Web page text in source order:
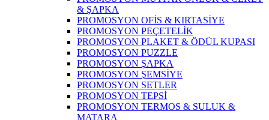
& ŞAPKA
PROMOSYON OFİS & KIRTASİYE
PROMOSYON PEÇETELİK
PROMOSYON PLAKET & ÖDÜL KUPASI
PROMOSYON PUZZLE
PROMOSYON ŞAPKA
PROMOSYON ŞEMSİYE
PROMOSYON SETLER
PROMOSYON TEPSİ
PROMOSYON TERMOS & SULUK &
MATARA